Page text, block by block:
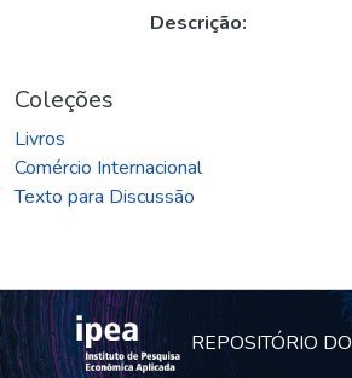
Descrição:
Coleções
Livros
Comércio Internacional
Texto para Discussão
REPOSITÓRIO DO